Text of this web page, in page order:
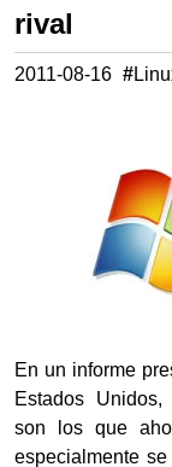
rival
2011-08-16 #
En un informe
Estados
son los que
especialmente